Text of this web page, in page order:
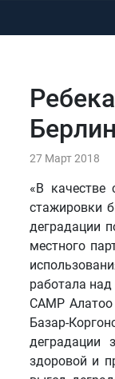
27 Март 2018
«В
стажировки
деградации
местного
работала
CAMP
Базар-
деградации
здоровой и